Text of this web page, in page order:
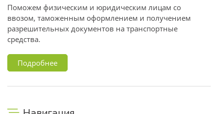
Поможем физическим и юридическим лицам со
ввозом, таможенным оформлением и получением
разрешительных документов на транспортные
средства.
Подробнее